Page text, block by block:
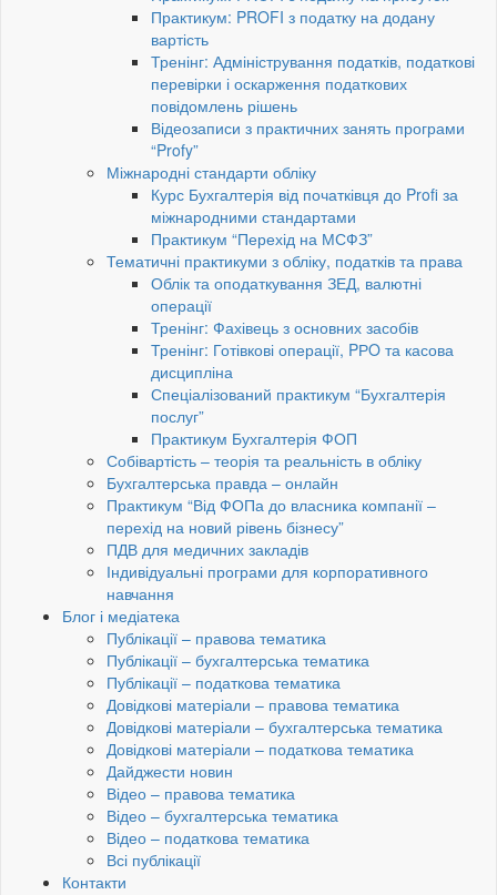
Практикум: PROFI з податку на додану
вартість
Тренінг: Адміністрування податків, податкові
перевірки і оскарження податкових
повідомлень рішень
Відеозаписи з практичних занять програми
“Profy”
Міжнародні стандарти обліку
Курс Бухгалтерія від початківця до Profi за
міжнародними стандартами
Практикум “Перехід на МСФЗ”
Тематичні практикуми з обліку, податків та права
Облік та оподаткування ЗЕД, валютні
операції
Тренінг: Фахівець з основних засобів
Тренінг: Готівкові операції, PРO та касова
дисципліна
Спеціалізований практикум “Бухгалтерія
послуг”
Практикум Бухгалтерія ФОП
Собівартість – теорія та реальність в обліку
Бухгалтерська правда – онлайн
Практикум “Від ФОПа до власника компанії –
перехід на новий рівень бізнесу”
ПДВ для медичних закладів
Індивідуальні програми для корпоративного
навчання
Блог і медіатека
Публікації – правова тематика
Публікації – бухгалтерська тематика
Публікації – податкова тематика
Довідкові матеріали – правова тематика
Довідкові матеріали – бухгалтерська тематика
Довідкові матеріали – податкова тематика
Дайджести новин
Відео – правова тематика
Відео – бухгалтерська тематика
Відео – податкова тематика
Всі публікації
Контакти